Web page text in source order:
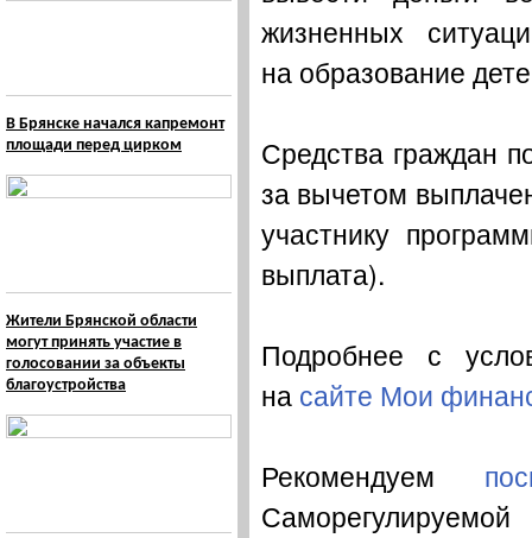
В Брянске начался капремонт
площади перед цирком
Жители Брянской области
могут принять участие в
голосовании за объекты
благоустройства
жизненных
на образование
Средства граждан
за вычетом
участнику
выплата).
Подробнее с
на сайте Мои
Рекомендуем